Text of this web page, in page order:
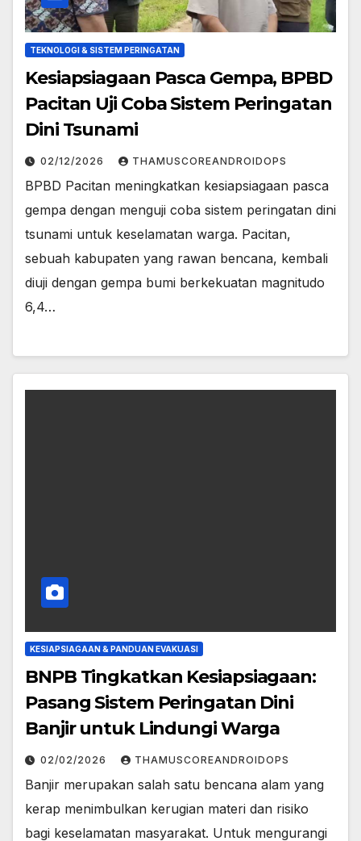
TEKNOLOGI & SISTEM PERINGATAN
Kesiapsiagaan Pasca Gempa, BPBD
Pacitan Uji Coba Sistem Peringatan
Dini Tsunami
02/12/2026 THAMUSCOREANDROIDOPS
BPBD Pacitan meningkatkan kesiapsiagaan pasca
gempa dengan menguji coba sistem peringatan dini
tsunami untuk keselamatan warga. Pacitan,
sebuah kabupaten yang rawan bencana, kembali
diuji dengan gempa bumi berkekuatan magnitudo
6,4…
KESIAPSIAGAAN & PANDUAN EVAKUASI
BNPB Tingkatkan Kesiapsiagaan:
Pasang Sistem Peringatan Dini
Banjir untuk Lindungi Warga
02/02/2026 THAMUSCOREANDROIDOPS
Banjir merupakan salah satu bencana alam yang
kerap menimbulkan kerugian materi dan risiko
bagi keselamatan masyarakat. Untuk mengurangi